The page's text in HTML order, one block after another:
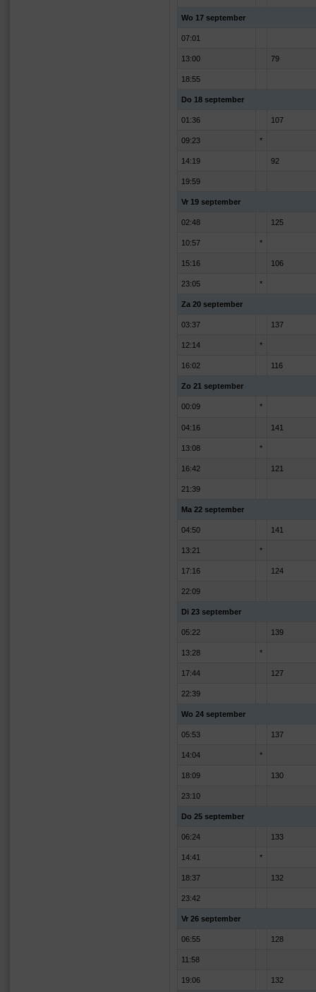
Wo 17 september
07:01
13:00 79
18:55
Do 18 september
01:36 107
09:23 *
14:19 92
19:59
Vr 19 september
02:48 125
10:57 *
15:16 106
23:05 *
Za 20 september
03:37 137
12:14 *
16:02 116
Zo 21 september
00:09 *
04:16 141
13:08 *
16:42 121
21:39
Ma 22 september
04:50 141
13:21 *
17:16 124
22:09
Di 23 september
05:22 139
13:28 *
17:44 127
22:39
Wo 24 september
05:53 137
14:04 *
18:09 130
23:10
Do 25 september
06:24 133
14:41 *
18:37 132
23:42
Vr 26 september
06:55 128
11:58
19:06 132